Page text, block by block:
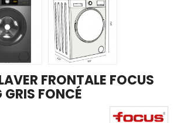
FRONTALE FOCUS
FONCÉ